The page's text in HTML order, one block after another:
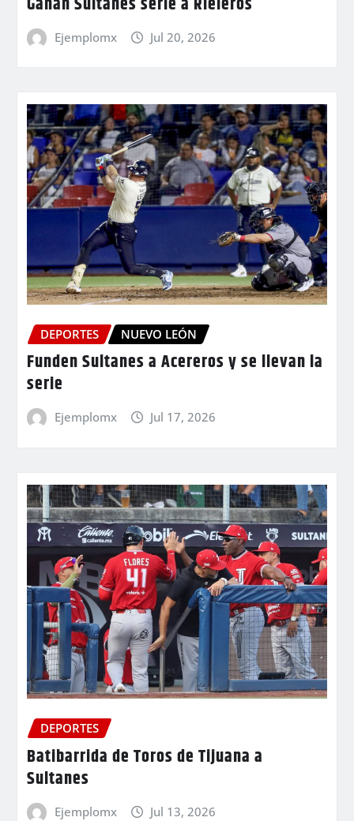
Ejemplomx Jul 20, 2026
DEPORTES NUEVO LEÓN
Funden Sultanes a Acereros y se llevan la
serie
Ejemplomx Jul 17, 2026
DEPORTES
Batibarrida de Toros de Tijuana a
Sultanes
Ejemplomx Jul 13, 2026